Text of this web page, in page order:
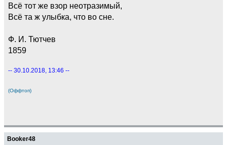
Всё тот же взор неотразимый,
Всё та ж улыбка, что во сне.
Ф. И. Тютчев
1859
-- 30.10.2018, 13:46 --
(Оффтоп)
Booker48